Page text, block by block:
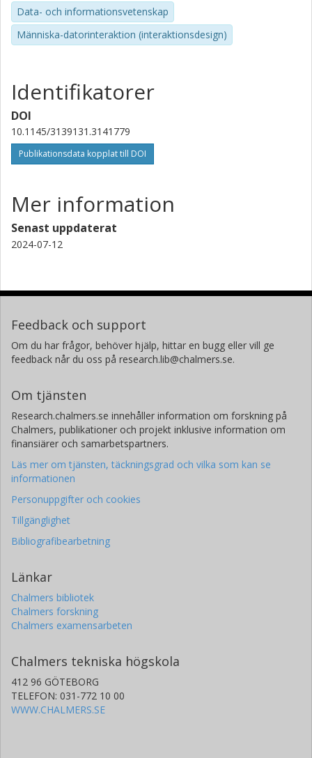
Data- och informationsvetenskap
Människa-datorinteraktion (interaktionsdesign)
Identifikatorer
DOI
10.1145/3139131.3141779
Publikationsdata kopplat till DOI
Mer information
Senast uppdaterat
2024-07-12
Feedback och support
Om du har frågor, behöver hjälp, hittar en bugg eller vill ge
feedback når du oss på research.lib@chalmers.se.
Om tjänsten
Research.chalmers.se innehåller information om forskning på
Chalmers, publikationer och projekt inklusive information om
finansiärer och samarbetspartners.
Läs mer om tjänsten, täckningsgrad och vilka som kan se
informationen
Personuppgifter och cookies
Tillgänglighet
Bibliografibearbetning
Länkar
Chalmers bibliotek
Chalmers forskning
Chalmers examensarbeten
Chalmers tekniska högskola
412 96 GÖTEBORG
TELEFON: 031-772 10 00
WWW.CHALMERS.SE